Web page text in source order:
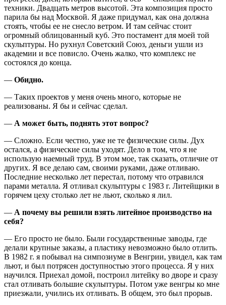
техники. Двадцать метров высотой. Эта композиция просто
парила бы над Москвой. Я даже придумал, как она должна
стоять, чтобы ее не снесло ветром. И там сейчас стоит
огромный облицованный куб. Это постамент для моей той
скульптуры. Но рухнул Советский Союз, деньги ушли из
академии и все повисло. Очень жалко, что комплекс не
состоялся до конца.
— Обидно.
— Таких проектов у меня очень много, которые не
реализованы. Я бы и сейчас сделал.
— А может быть, поднять этот вопрос?
— Сложно. Если честно, уже не те физические силы. Дух
остался, а физические силы уходят. Дело в том, что я не
использую наемный труд. В этом мое, так сказать, отличие от
других. Я все делаю сам, своими руками, даже отливаю.
Последние несколько лет перестал, потому что отравился
парами металла. Я отливал скульптуры с 1983 г. Литейщики в
горячем цеху столько лет не льют, сколько я лил.
— А почему вы решили взять литейное производство на
себя?
— Его просто не было. Были государственные заводы, где
делали крупные заказы, а пластику невозможно было отлить.
В 1982 г. я побывал на симпозиуме в Венгрии, увидел, как там
льют, и был потрясен доступностью этого процесса. Я у них
научился. Приехал домой, построил литейку во дворе и сразу
стал отливать большие скульптуры. Потом уже венгры ко мне
приезжали, учились их отливать. В общем, это был прорыв.